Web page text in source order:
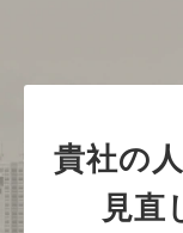
貴社の
見直